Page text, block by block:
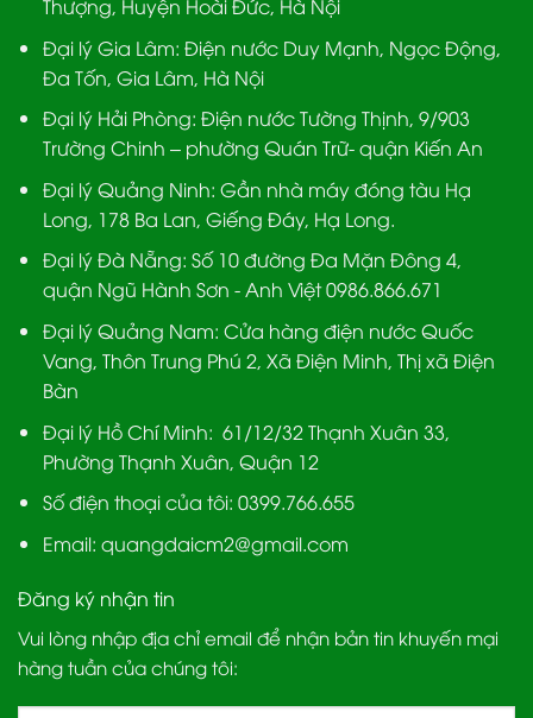
Thượng, Huyện Hoài Đức, Hà Nội
Đại lý Gia Lâm: Điện nước Duy Mạnh, Ngọc Động,
Đa Tốn, Gia Lâm, Hà Nội
Đại lý Hải Phòng: Điện nước Tường Thịnh, 9/903
Trường Chinh – phường Quán Trữ- quận Kiến An
Đại lý Quảng Ninh: Gần nhà máy đóng tàu Hạ
Long, 178 Ba Lan, Giếng Đáy, Hạ Long.
Đại lý Đà Nẵng: Số 10 đường Đa Mặn Đông 4,
quận Ngũ Hành Sơn - Anh Việt 0986.866.671
Đại lý Quảng Nam: Cửa hàng điện nước Quốc
Vang, Thôn Trung Phú 2, Xã Điện Minh, Thị xã Điện
Bàn
Đại lý Hồ Chí Minh: 61/12/32 Thạnh Xuân 33,
Phường Thạnh Xuân, Quận 12
Số điện thoại của tôi: 0399.766.655
Email: quangdaicm2@gmail.com
Đăng ký nhận tin
Vui lòng nhập địa chỉ email để nhận bản tin khuyến mại
hàng tuần của chúng tôi: